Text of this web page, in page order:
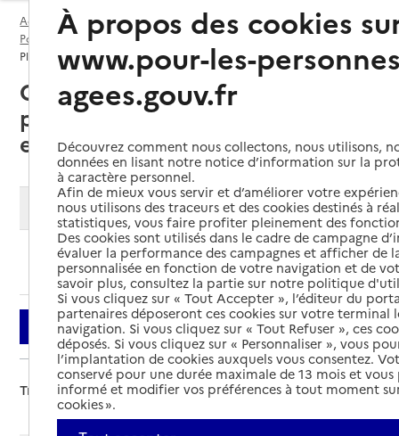
Accueil
Espace annuaire
Points d'information par département
Côte-d'Or (21)
Plateforme d’accompagnement et de répit (PFR)
Côte-d'Or (21) : liste des 3
plateformes d’accompagnement
et de répit (PFR)
Modifier ma recherche
Ajouter cette recherche aux favoris
Filtrer
Trier par :
À propos des cookies
www.pour-les-
agees.gouv.fr
Découvrez comment nous collectons, nous utilisons,
données en lisant notre notice d’information sur la
à caractère personnel.
Afin de mieux vous servir et d’améliorer votre
nous utilisons des traceurs et des cookies destinés à
statistiques, vous faire profiter pleinement des
Des cookies sont utilisés dans le cadre de campagne
évaluer la performance des campagnes et afficher de
personnalisée en fonction de votre navigation et de
savoir plus, consultez la partie sur notre politique
Si vous cliquez sur « Tout Accepter », l’éditeur du
partenaires déposeront ces cookies sur votre terminal
navigation. Si vous cliquez sur « Tout Refuser », ces
déposés. Si vous cliquez sur « Personnaliser », vous
l’implantation de cookies auxquels vous consentez.
conservé pour une durée maximale de 13 mois et
informé et modifier vos préférences à tout moment
cookies ».